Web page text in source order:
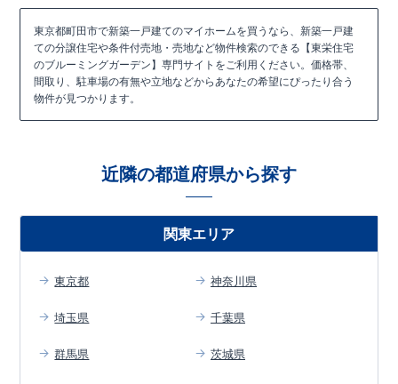
東京都町田市で新築一戸建てのマイホームを買うなら、新築一戸建
ての分譲住宅や条件付売地・売地など物件検索のできる【東栄住宅
のブルーミングガーデン】専門サイトをご利用ください。価格帯、
間取り、駐車場の有無や立地などからあなたの希望にぴったり合う
物件が見つかります。
近隣の都道府県から探す
関東エリア
東京都 神奈川県
埼玉県 千葉県
群馬県 茨城県